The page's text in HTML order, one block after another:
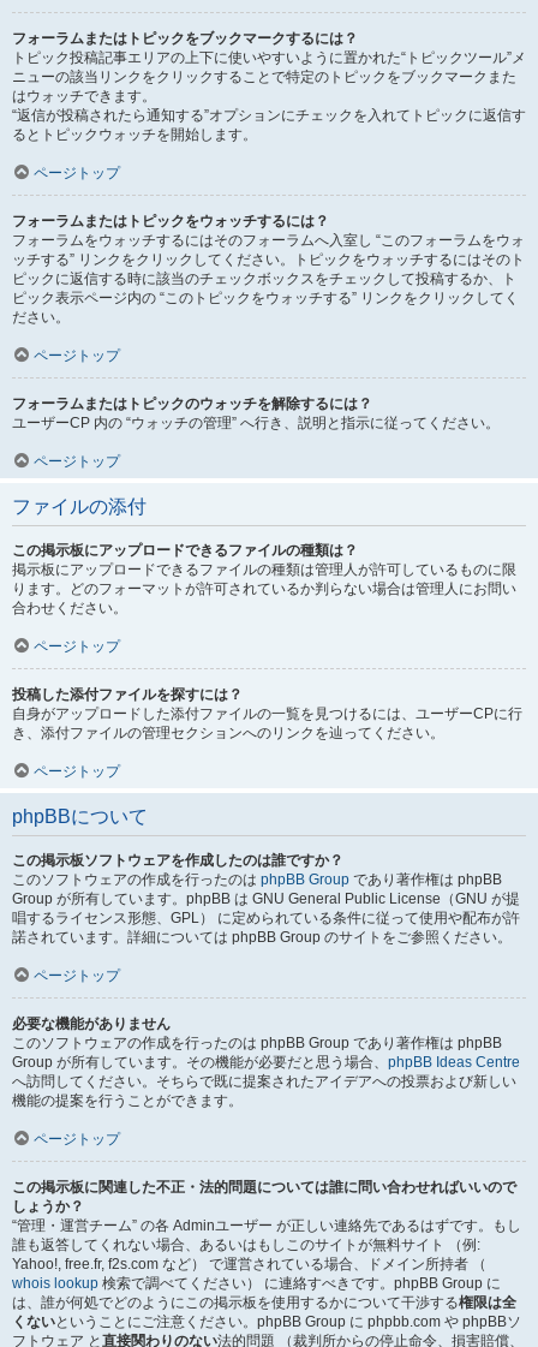
フォーラムまたはトピックをブックマークするには？
トピック投稿記事エリアの上下に使いやすいように置かれた“トピックツール”メ
ニューの該当リンクをクリックすることで特定のトピックをブックマークまた
はウォッチできます。
“返信が投稿されたら通知する”オプションにチェックを入れてトピックに返信す
るとトピックウォッチを開始します。
ページトップ
フォーラムまたはトピックをウォッチするには？
フォーラムをウォッチするにはそのフォーラムへ入室し “このフォーラムをウォ
ッチする” リンクをクリックしてください。トピックをウォッチするにはそのト
ピックに返信する時に該当のチェックボックスをチェックして投稿するか、ト
ピック表示ページ内の “このトピックをウォッチする” リンクをクリックしてく
ださい。
ページトップ
フォーラムまたはトピックのウォッチを解除するには？
ユーザーCP 内の “ウォッチの管理” へ行き、説明と指示に従ってください。
ページトップ
ファイルの添付
この掲示板にアップロードできるファイルの種類は？
掲示板にアップロードできるファイルの種類は管理人が許可しているものに限
ります。どのフォーマットが許可されているか判らない場合は管理人にお問い
合わせください。
ページトップ
投稿した添付ファイルを探すには？
自身がアップロードした添付ファイルの一覧を見つけるには、ユーザーCPに行
き、添付ファイルの管理セクションへのリンクを辿ってください。
ページトップ
phpBBについて
この掲示板ソフトウェアを作成したのは誰ですか？
このソフトウェアの作成を行ったのは phpBB Group であり著作権は phpBB
Group が所有しています。phpBB は GNU General Public License（GNU が提
唱するライセンス形態、GPL） に定められている条件に従って使用や配布が許
諾されています。詳細については phpBB Group のサイトをご参照ください。
ページトップ
必要な機能がありません
このソフトウェアの作成を行ったのは phpBB Group であり著作権は phpBB
Group が所有しています。その機能が必要だと思う場合、 phpBB Ideas Centre
へ訪問してください。そちらで既に提案されたアイデアへの投票および新しい
機能の提案を行うことができます。
ページトップ
この掲示板に関連した不正・法的問題については誰に問い合わせればいいので
しょうか？
“管理・運営チーム” の各 Adminユーザー が正しい連絡先であるはずです。もし
誰も返答してくれない場合、あるいはもしこのサイトが無料サイト （例:
Yahoo!, free.fr, f2s.com など） で運営されている場合、ドメイン所持者 （
whois lookup 検索で調べてください） に連絡すべきです。phpBB Group に
は、誰が何処でどのようにこの掲示板を使用するかについて干渉する権限は全
くないということにご注意ください。phpBB Group に phpbb.com や phpBBソ
フトウェア と 直接関わりのない法的問題 （裁判所からの停止命令、損害賠償、